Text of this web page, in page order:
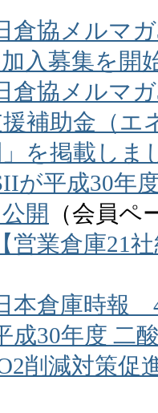
倉協メルマ
入募集を開
倉協メルマ
補助金（エ
を掲載しま
が平成30年
開
（会員ペ
【営業倉庫21
本倉庫時報
成30年度 二
削減対策促